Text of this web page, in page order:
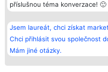
příslušnou téma konverzace! 🙂
Jsem laureát, chci získat
Chci přihlásit svou společnost
Mám jiné otázky.
Bright Side Solutions sp. z o.
o. sp. k.
ul. Ruska 22
Wrocław 50-079
KRS 0000749100 | Regon
381313360 | NIP 8943132676
laureátů
Zásady
Zásady